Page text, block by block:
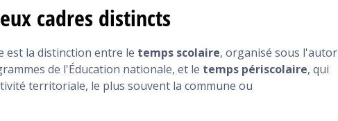
cadres distincts
est la distinction entre le temps scolaire, organisé sous
de l'Éducation nationale, et le temps périscolaire, qui
territoriale, le plus souvent la commune ou